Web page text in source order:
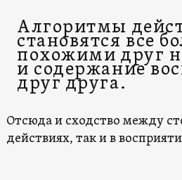
Алгоритмы
становятся все
похожими друг
и содержание
друг друга.
Отсюда и сходство между
действиях, так и в